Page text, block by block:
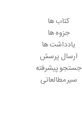
کتاب ها
جزوه ها
یادداشت ها
ارسال پرسش
جستجو پیشرفته
سیر مطالعاتی